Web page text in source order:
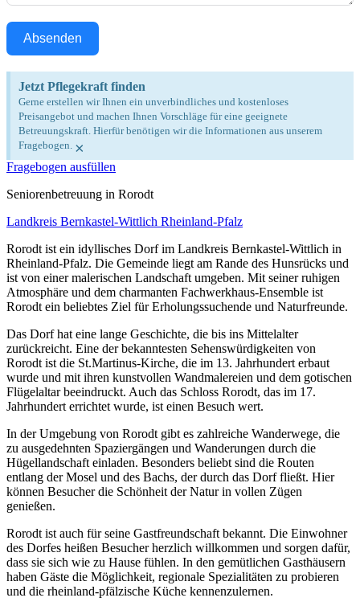
Absenden
Jetzt Pflegekraft finden
Gerne erstellen wir Ihnen ein unverbindliches und kostenloses
Preisangebot und machen Ihnen Vorschläge für eine geeignete
Betreuungskraft. Hierfür benötigen wir die Informationen aus unserem
Fragebogen. ×
Fragebogen ausfüllen
Senioren­betreuung in Rorodt
Landkreis Bernkastel-Wittlich Rheinland-Pfalz
Rorodt ist ein idyllisches Dorf im Landkreis Bernkastel-Wittlich in
Rheinland-Pfalz. Die Gemeinde liegt am Rande des Hunsrücks und
ist von einer malerischen Landschaft umgeben. Mit seiner ruhigen
Atmosphäre und dem charmanten Fachwerkhaus-Ensemble ist
Rorodt ein beliebtes Ziel für Erholungssuchende und Naturfreunde.
Das Dorf hat eine lange Geschichte, die bis ins Mittelalter
zurückreicht. Eine der bekanntesten Sehenswürdigkeiten von
Rorodt ist die St.Martinus-Kirche, die im 13. Jahrhundert erbaut
wurde und mit ihren kunstvollen Wandmalereien und dem gotischen
Flügelaltar beeindruckt. Auch das Schloss Rorodt, das im 17.
Jahrhundert errichtet wurde, ist einen Besuch wert.
In der Umgebung von Rorodt gibt es zahlreiche Wanderwege, die
zu ausgedehnten Spaziergängen und Wanderungen durch die
Hügellandschaft einladen. Besonders beliebt sind die Routen
entlang der Mosel und des Bachs, der durch das Dorf fließt. Hier
können Besucher die Schönheit der Natur in vollen Zügen
genießen.
Rorodt ist auch für seine Gastfreundschaft bekannt. Die Einwohner
des Dorfes heißen Besucher herzlich willkommen und sorgen dafür,
dass sie sich wie zu Hause fühlen. In den gemütlichen Gasthäusern
haben Gäste die Möglichkeit, regionale Spezialitäten zu probieren
und die rheinland-pfälzische Küche kennenzulernen.